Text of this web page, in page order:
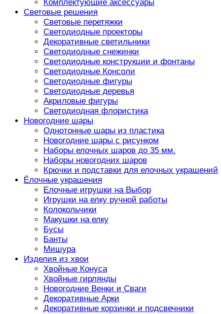
Комплектующие аксессуары
Световые решения
Световые перетяжки
Светодиодные проекторы
Декоративные светильники
Светодиодные снежинки
Светодиодные конструкции и фонтаны
Светодиодные Консоли
Светодиодные фигуры
Светодиодные деревья
Акриловые фигуры
Светодиодная флористика
Новогодние шары
Однотонные шары из пластика
Новогодние шары с рисунком
Наборы елочных шаров до 35 мм.
Наборы новогодних шаров
Крючки и подставки для елочных украшений
Ёлочные украшения
Елочные игрушки на Выбор
Игрушки на елку ручной работы
Колокольчики
Макушки на елку
Бусы
Банты
Мишура
Изделия из хвои
Хвойные Конуса
Хвойные гирлянды
Новогодние Венки и Сваги
Декоративные Арки
Декоративные корзинки и подсвечники